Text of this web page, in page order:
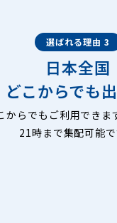
選ばれる理由 3
日本全国
どこからでも
からでもご利用できま
21時まで集配可能で